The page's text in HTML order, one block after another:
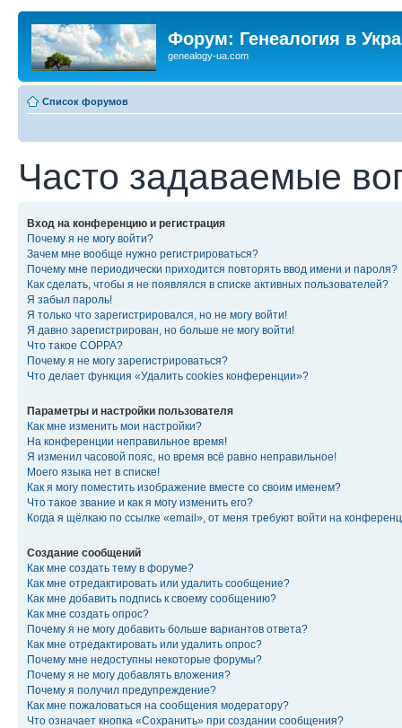
Форум: Генеалогия в
genealogy-ua.com
Список форумов
Часто задаваемые
Вход на конференцию и регистрация
Почему я не могу войти?
Зачем мне вообще нужно регистрироваться?
Почему мне периодически приходится повторять ввод имени и пароля?
Как сделать, чтобы я не появлялся в списке активных пользователей?
Я забыл пароль!
Я только что зарегистрировался, но не могу войти!
Я давно зарегистрирован, но больше не могу войти!
Что такое COPPA?
Почему я не могу зарегистрироваться?
Что делает функция «Удалить cookies конференции»?
Параметры и настройки пользователя
Как мне изменить мои настройки?
На конференции неправильное время!
Я изменил часовой пояс, но время всё равно неправильное!
Моего языка нет в списке!
Как я могу поместить изображение вместе со своим именем?
Что такое звание и как я могу изменить его?
Когда я щёлкаю по ссылке «email», от меня требуют войти на
Создание сообщений
Как мне создать тему в форуме?
Как мне отредактировать или удалить сообщение?
Как мне добавить подпись к своему сообщению?
Как мне создать опрос?
Почему я не могу добавить больше вариантов ответа?
Как мне отредактировать или удалить опрос?
Почему мне недоступны некоторые форумы?
Почему я не могу добавлять вложения?
Почему я получил предупреждение?
Как мне пожаловаться на сообщения модератору?
Что означает кнопка «Сохранить» при создании сообщения?